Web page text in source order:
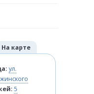
ул.
5
На карте